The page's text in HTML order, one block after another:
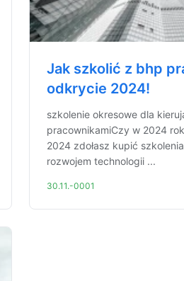
Jak szkolić z bhp
odkrycie 2024!
szkolenie okresowe dla
pracownikamiCzy w 2024
2024 zdołasz kupić
rozwojem technologii ...
30.11.-0001